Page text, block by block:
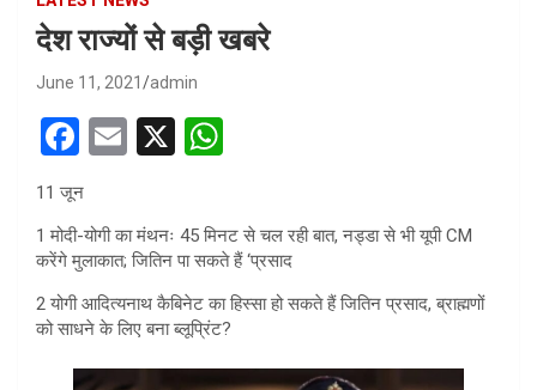
देश राज्यों से बड़ी खबरे
June 11, 2021 admin
F
ce
b
o
o
k
E
X
s
A
p
p
11 जून
1 मोदी-योगी का मंथनः 45 मिनट से चल रही बात, नड्डा से भी यूपी CM
करेंगे मुलाकात; जितिन पा सकते हैं ‘प्रसाद
2 योगी आदित्यनाथ कैबिनेट का हिस्सा हो सकते हैं जितिन प्रसाद, ब्राह्मणों
को साधने के लिए बना ब्लूप्रिंट?